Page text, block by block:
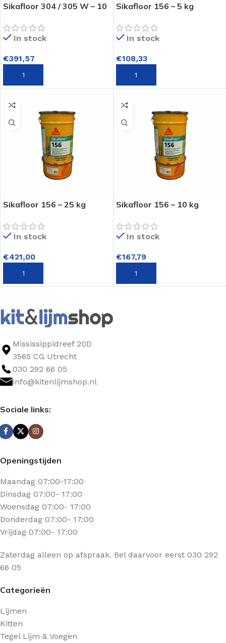
Sikafloor 304 / 305 W – 10
In stock
€391,57
Sikafloor 156 – 5 kg
In stock
€108,33
Sikafloor 156 – 25 kg
In stock
€421,00
Sikafloor 156 – 10 kg
In stock
€167,79
Mississippidreef 20D
3565 CG Utrecht
030 292 66 05
info@kitenlijmshop.nl
Sociale links:
Openingstijden
Maandag 07:00-17:00
Dinsdag 07:00- 17:00
Woensdag 07:00- 17:00
Donderdag 07:00- 17:00
Vrijdag 07:00- 17:00
Zaterdag alleen op afspraak. Bel daarvoor eerst 030 292
66 05
Categorieën
Lijmen
Kitten
Tegel Lijm & Voegen